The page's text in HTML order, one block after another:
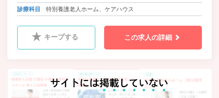
診療科目
特別養護老人ホーム、ケアハウス
キープする この求人の詳細